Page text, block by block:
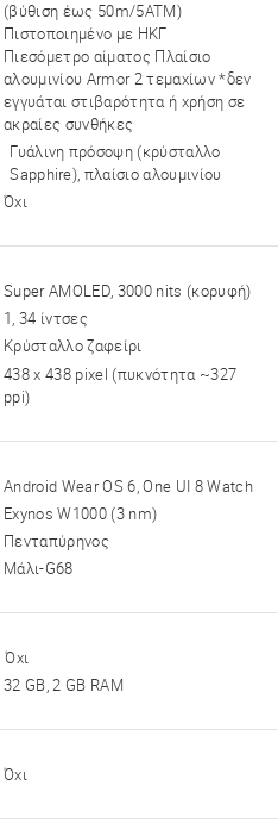
(βύθιση έως 50m/5ATM)
Πιστοποιημένο με ΗΚΓ
Πιεσόμετρο αίματος Πλαίσιο
αλουμινίου Armor 2 τεμαχίων *δεν
εγγυάται στιβαρότητα ή χρήση σε
ακραίες συνθήκες
Γυάλινη πρόσοψη (κρύσταλλο
Sapphire), πλαίσιο αλουμινίου
Όχι
Super AMOLED, 3000 nits (κορυφή)
1, 34 ίντσες
Κρύσταλλο ζαφείρι
438 x 438 pixel (πυκνότητα ~327
ppi)
Android Wear OS 6, One UI 8 Watch
Exynos W1000 (3 nm)
Πενταπύρηνος
Μάλι-G68
Όχι
32 GB, 2 GB RAM
Όχι